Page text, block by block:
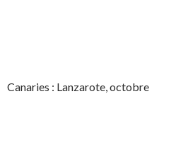
Canaries : Lanzarote, octobre